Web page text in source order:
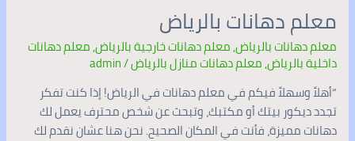
معلم دهانات بالرياض
معلم دهانات بالرياض,معلم دهانات خارجية بالرياض,معلم دهانات
داخلية بالرياض,معلم دهانات منازل بالرياض/
admin
“أهلاً وسهلاً فيكم في معلم دهانات في الرياض! إذا كنت تفكر
تجدد ديكور بيتك أو مكتبك، وتبحث عن شخص محترف يعمل لك
دهانات مميزة، فأنت في المكان الصحيح. نحن هنا عشان نقدم لك